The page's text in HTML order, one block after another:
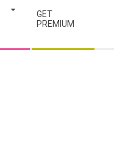
GET
PREMIUM